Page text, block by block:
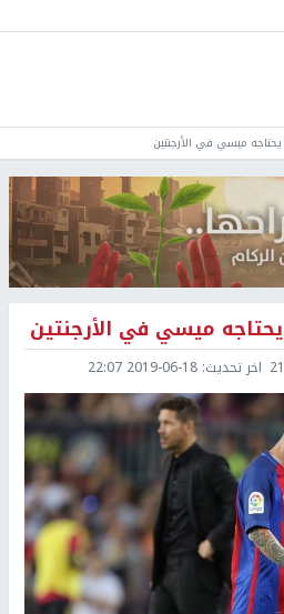
ميسي في الأرجنتين
ميسي في الأرجنتين
اخر تحديث: 2019-06-18 22:07